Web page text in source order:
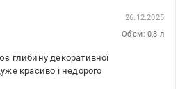
26.12.2025
Об'єм: 0,8 л
глибину декоративної
красиво і недорого